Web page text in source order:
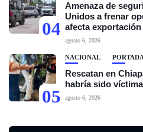
04
Amenaza de
Unidos a frenar
afecta exportación
agosto 6, 2026
05
NACIONAL PORTADA
Rescatan en
habría sido
agosto 6, 2026